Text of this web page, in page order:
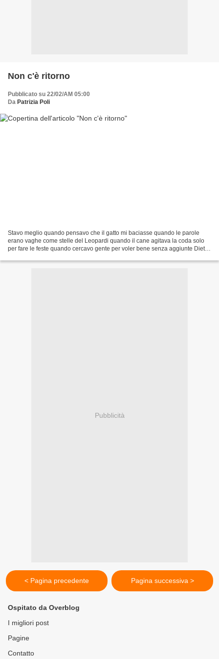
Non c'è ritorno
Pubblicato su 22/02/AM 05:00
Da Patrizia Poli
Stavo meglio quando pensavo che il gatto mi baciasse quando le parole
erano vaghe come stelle del Leopardi quando il cane agitava la coda solo
per fare le feste quando cercavo gente per voler bene senza aggiunte Dietro
Pubblicità
< Pagina precedente Pagina successiva >
Ospitato da Overblog
I migliori post
Pagine
Contatto